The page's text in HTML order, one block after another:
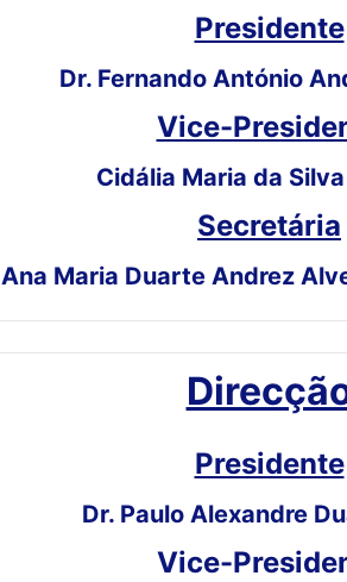
Presidente
Dr. Fernando António
Vice-
Cidália Maria da
Secretária
Ana Maria Duarte Andrez
Presidente
Dr. Paulo Alexandre
Vice-